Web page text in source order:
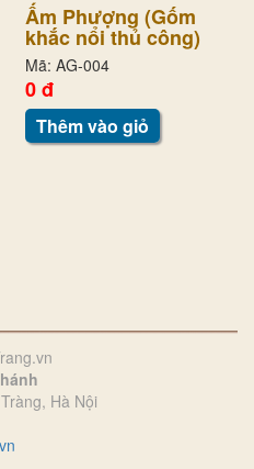
Ấm Phượng (Gốm
khắc nổi thủ công)
Mã: AG-004
0 đ
Thêm vào giỏ
Hà Nội